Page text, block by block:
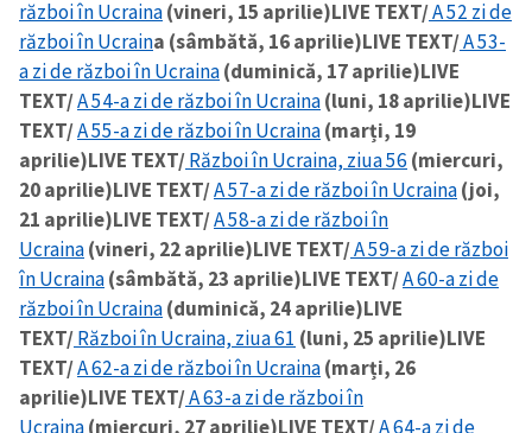
război în Ucraina(vineri, 15 aprilie)LIVE TEXT/A 52 zi de
război în Ucraina (sâmbătă, 16 aprilie)LIVE TEXT/A 53-
a zi de război în Ucraina(duminică, 17 aprilie)LIVE
TEXT/A 54-a zi de război în Ucraina(luni, 18 aprilie)LIVE
TEXT/A 55-a zi de război în Ucraina(marți, 19
aprilie)LIVE TEXT/Război în Ucraina, ziua 56 (miercuri,
20 aprilie)LIVE TEXT/A 57-a zi de război în Ucraina(joi,
21 aprilie)LIVE TEXT/A 58-a zi de război în
Ucraina(vineri, 22 aprilie)LIVE TEXT/A 59-a zi de război
în Ucraina(sâmbătă, 23 aprilie)LIVE TEXT/A 60-a zi de
război în Ucraina(duminică, 24 aprilie)LIVE
TEXT/Război în Ucraina, ziua 61 (luni, 25 aprilie)LIVE
TEXT/A 62-a zi de război în Ucraina(marți, 26
aprilie)LIVE TEXT/A 63-a zi de război în
Ucraina(miercuri, 27 aprilie)LIVE TEXT/A 64-a zi de